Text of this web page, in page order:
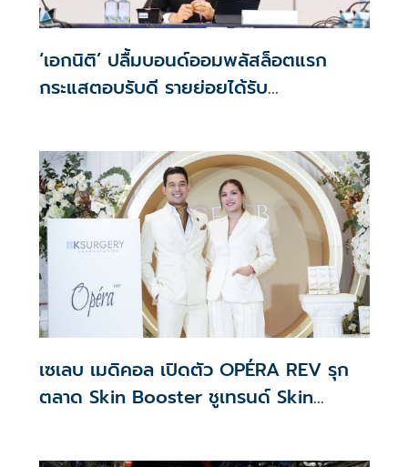
‘เอกนิติ’ ปลื้มบอนด์ออมพลัสล็อตแรก
กระแสตอบรับดี รายย่อยได้รับ
เซเลบ เมดิคอล เปิดตัว OPÉRA REV รุก
ตลาด Skin Booster ชูเทรนด์ Skin